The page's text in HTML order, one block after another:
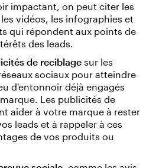
impactant, on peut citer les
vidéos, les infographies et
qui répondent aux points de
des leads.
de reciblage sur les
sociaux pour atteindre
d'entonnoir déjà engagés
Les publicités de
aider à votre marque à rester
leads et à rappeler à ces
de vos produits ou